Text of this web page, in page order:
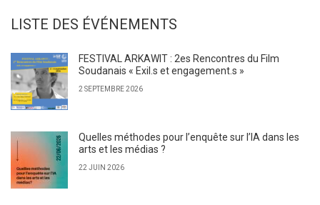
LISTE DES ÉVÉNEMENTS
FESTIVAL ARKAWIT : 2es Rencontres du Film
Soudanais « Exil.s et engagement.s »
2 SEPTEMBRE 2026
Quelles méthodes pour l’enquête sur l’IA dans les
arts et les médias ?
22 JUIN 2026